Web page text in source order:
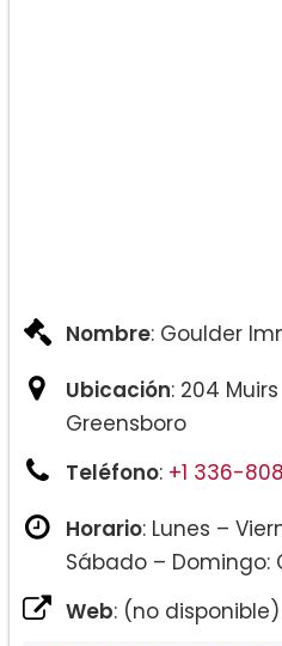
Nombre: Goulder
Ubicación: 204
Greensboro
Teléfono: +1 336-
Horario: Lunes –
Sábado – Domingo:
Web: (no disponible)